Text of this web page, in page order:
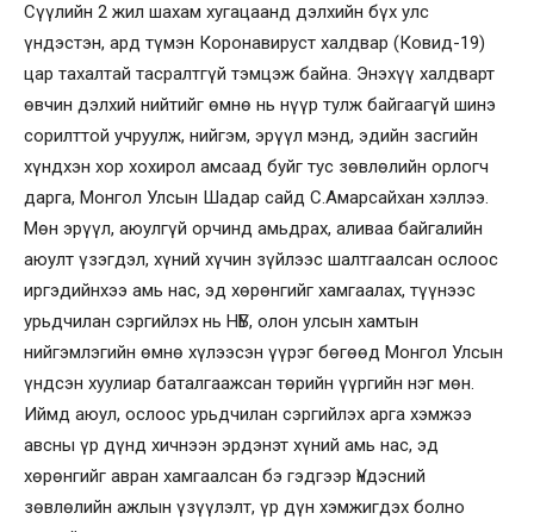
Сүүлийн 2 жил шахам хугацаанд дэлхийн бүх улс
үндэстэн, ард түмэн Коронавируст халдвар (Ковид-19)
цар тахалтай тасралтгүй тэмцэж байна. Энэхүү халдварт
өвчин дэлхий нийтийг өмнө нь нүүр тулж байгаагүй шинэ
сорилттой учруулж, нийгэм, эрүүл мэнд, эдийн засгийн
хүндхэн хор хохирол амсаад буйг тус зөвлөлийн орлогч
дарга, Монгол Улсын Шадар сайд С.Амарсайхан хэллээ.
Мөн эрүүл, аюулгүй орчинд амьдрах, аливаа байгалийн
аюулт үзэгдэл, хүний хүчин зүйлээс шалтгаалсан ослоос
иргэдийнхээ амь нас, эд хөрөнгийг хамгаалах, түүнээс
урьдчилан сэргийлэх нь НҮБ, олон улсын хамтын
нийгэмлэгийн өмнө хүлээсэн үүрэг бөгөөд Монгол Улсын
үндсэн хуулиар баталгаажсан төрийн үүргийн нэг мөн.
Иймд аюул, ослоос урьдчилан сэргийлэх арга хэмжээ
авсны үр дүнд хичнээн эрдэнэт хүний амь нас, эд
хөрөнгийг авран хамгаалсан бэ гэдгээр Үндэсний
зөвлөлийн ажлын үзүүлэлт, үр дүн хэмжигдэх болно